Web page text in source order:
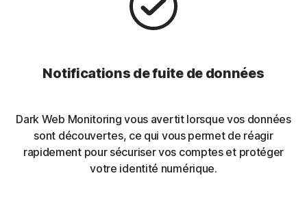
Notifications de fuite de données
Dark Web Monitoring vous avertit lorsque vos données
sont découvertes, ce qui vous permet de réagir
rapidement pour sécuriser vos comptes et protéger
votre identité numérique.